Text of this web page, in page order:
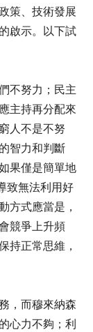
策、技術發展
啟示。以下試
不努力；民主
主持再分配來
人不是不努
智力和判斷
果僅是簡單地
致無法利用好
方式應當是，
競爭上升頻
持正常思維，
，而穆來納森
心力不夠；利